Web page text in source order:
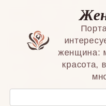
женщина:
красота,
Поиск: